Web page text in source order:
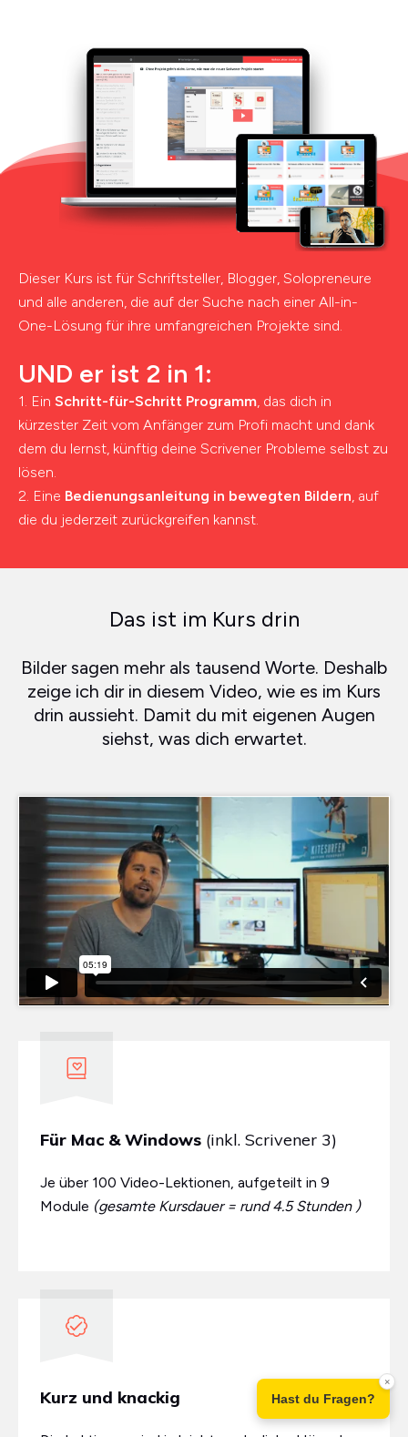
Dieser Kurs ist für Schriftsteller, Blogger, Solopreneure
und alle anderen, die auf der Suche nach einer All-in-
One-Lösung für ihre umfangreichen Projekte sind.
UND er ist 2 in 1:
1. Ein Schritt-für-Schritt Programm , das dich in
kürzester Zeit vom Anfänger zum Profi macht und dank
dem du lernst, künftig deine Scrivener Probleme selbst zu
lösen.
2. Eine Bedienungsanleitung in bewegten Bildern , auf
die du jederzeit zurückgreifen kannst.
Das ist im Kurs drin
Bilder sagen mehr als tausend Worte. Deshalb
zeige ich dir in diesem Video, wie es im Kurs
drin aussieht. Damit du mit eigenen Augen
siehst, was dich erwartet.
Für Mac & Windows (inkl. Scrivener 3)
Je über 100 Video-Lektionen, aufgeteilt in 9
Module (gesamte Kursdauer = rund 4.5 Stunden )
Kurz und knackig Hast du Fragen?
×